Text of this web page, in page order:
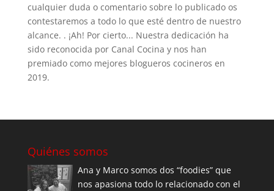
cualquier duda o comentario sobre lo publicado os
contestaremos a todo lo que esté dentro de nuestro
alcance. . ¡Ah! Por cierto... Nuestra dedicación ha
sido reconocida por Canal Cocina y nos han
premiado como mejores blogueros cocineros en
2019.
Quiénes somos
Ana y Marco somos dos “foodies” que
nos apasiona todo lo relacionado con el